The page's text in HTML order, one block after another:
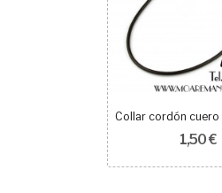
1,50 €